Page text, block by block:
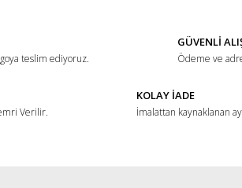
teslim ediyoruz.
GÜVENLİ
Ödeme ve
Verilir.
KOLAY İADE
İmalattan kaynaklanan